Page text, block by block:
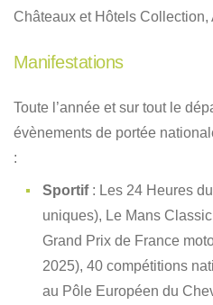
Châteaux et Hôtels
Manifestations
Toute l’année et sur tout le
évènements de portée
:
Sportif: Les 24 Heures
uniques), Le Mans
Grand Prix de France
2025), 40 compétitions
au Pôle Européen du